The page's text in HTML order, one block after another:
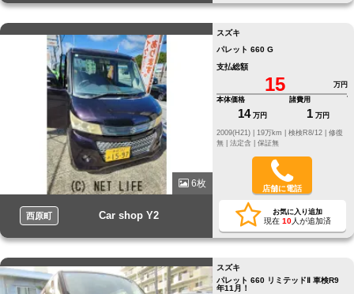
6枚
西原町 Car shop Y2
スズキ
パレット 660 G
支払総額
15
万円
本体価格
14 万円
諸費用
1 万円
修復
無 | 法定含 | 保証無
店舗に電話
お気に入り追加
現在 10人が追加済
スズキ
パレット 660 リミテッドⅡ 車検R9
年11月！